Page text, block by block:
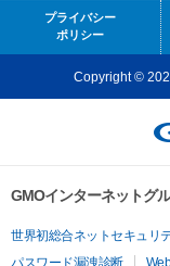
プライバシー
ポリシー
Copyright ©
GMOインターネットグ
世界初総合ネットセキュリ
パスワード漏洩診断